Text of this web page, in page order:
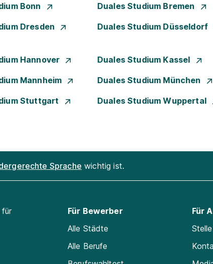
Bonn Duales Studium Bremen
Dresden Duales Studium Düsseldorf
Hannover Duales Studium Kassel
Mannheim Duales Studium München
Stuttgart Duales Studium Wuppertal
Sprache wichtig ist.
Für Bewerber
Alle Städte
Alle Berufe
Für